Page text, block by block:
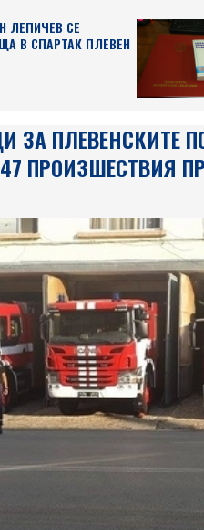
ЛЕПИЧЕВ СЕ
В СПАРТАК ПЛЕВЕН
ЗА ПЛЕВЕНСКИТЕ
ПРОИЗШЕСТВИЯ